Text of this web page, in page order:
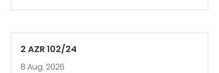
2 AZR 102/24
8 Aug. 2026